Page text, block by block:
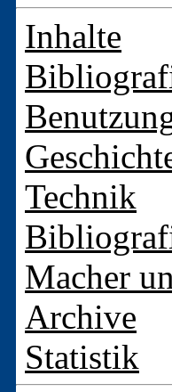
Inhalte
Technik
Macher
Archive
Statistik